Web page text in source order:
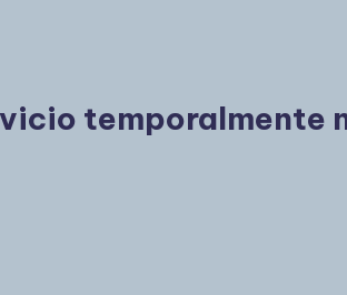
temporalmente